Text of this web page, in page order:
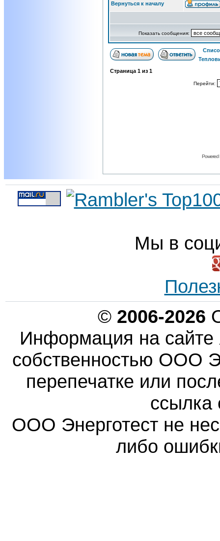
Вернуться к началу
Показать сообщения:
Страница 1 из 1
Перейти:
Powered
Мы в
© 2006-2026
Информация на сайте
собственностью ООО
перепечатке или
ссылка
ООО Энерготест не
либо